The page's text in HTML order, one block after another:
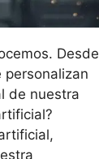
Desde
de nuestra